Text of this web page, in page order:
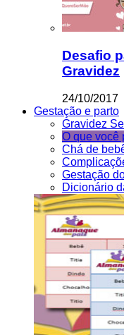
Desafio
Gravidez
24/10/2017
Gestação e parto
Gravidez
O que você
Chá de
Gestação
Dicionário